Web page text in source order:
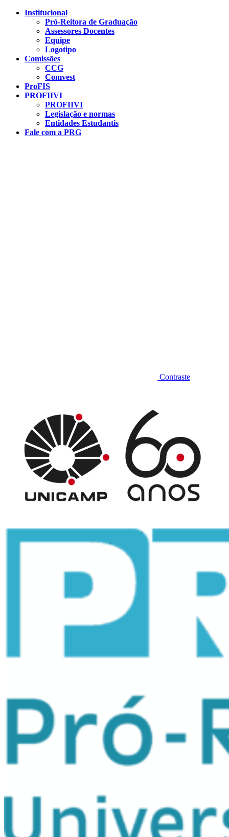
Conteúdo principal
Institucional
Pró-Reitora de Graduação
Assessores Docentes
Equipe
Logotipo
Comissões
CCG
Comvest
ProFIS
PROFIIVI
PROFIIVI
Legislação e normas
Entidades Estudantis
Fale com a PRG
Contraste